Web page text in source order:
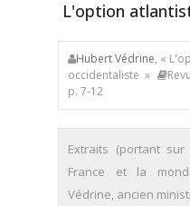
L'option
Hubert Védrine, «
occidentaliste »
p. 7-12
Extraits (portant
France et la
Védrine, ancien